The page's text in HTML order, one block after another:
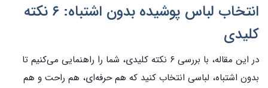
انتخاب لباس پوشیده بدون اشتباه: ۶ نکته
کلیدی
در این مقاله، با بررسی ۶ نکته کلیدی، شما را راهنمایی می‌کنیم تا
بدون اشتباه، لباسی انتخاب کنید که هم حرفه‌ای، هم راحت و هم